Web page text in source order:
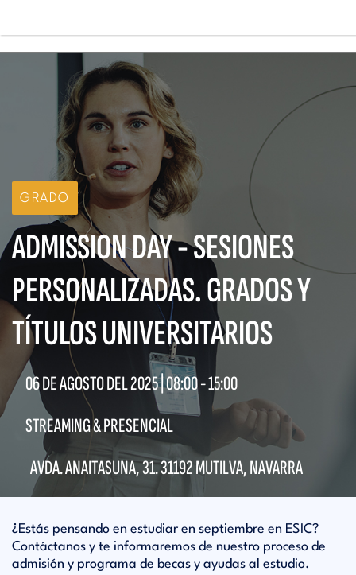
contenido
principal
GRADO
ADMISSION DAY - SESIONES
PERSONALIZADAS. GRADOS Y
TÍTULOS UNIVERSITARIOS
06 DE AGOSTO DEL 2025 |08:00-15:00
STREAMING & PRESENCIAL
AVDA. ANAITASUNA, 31. 31192 MUTILVA, NAVARRA
¿Estás pensando en estudiar en septiembre en ESIC?
Contáctanos y te informaremos de nuestro proceso de
admisión y programa de becas y ayudas al estudio.